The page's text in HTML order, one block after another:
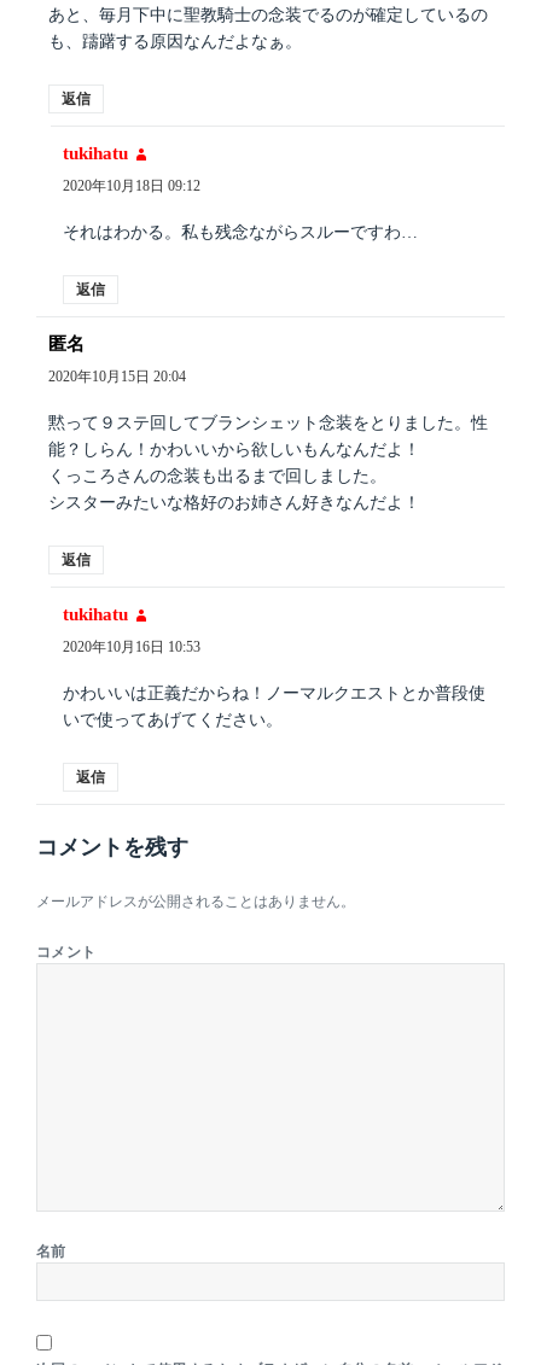
あと、毎月下中に聖教騎士の念装でるのが確定しているの
も、躊躇する原因なんだよなぁ。
返信
tukihatu
り:
2020年10月18日 09:12
それはわかる。私も残念ながらスルーですわ…
返信
匿名
り:
2020年10月15日 20:04
黙って９ステ回してブランシェット念装をとりました。性
能？しらん！かわいいから欲しいもんなんだよ！
くっころさんの念装も出るまで回しました。
シスターみたいな格好のお姉さん好きなんだよ！
返信
tukihatu
り:
2020年10月16日 10:53
かわいいは正義だからね！ノーマルクエストとか普段使
いで使ってあげてください。
返信
コメントを残す
メールアドレスが公開されることはありません。
コメント
名前